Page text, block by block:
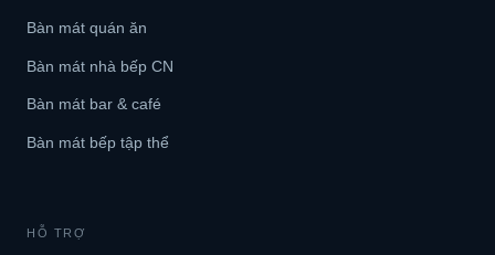
Bàn mát quán ăn
Bàn mát nhà bếp CN
Bàn mát bar & café
Bàn mát bếp tập thể
HỖ TRỢ